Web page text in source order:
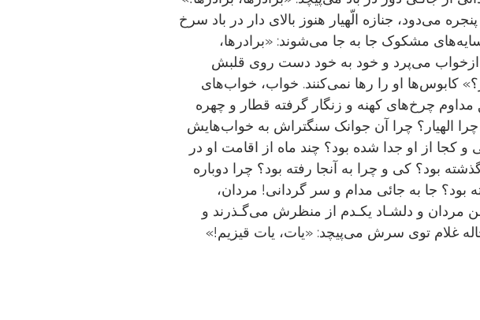
می‌دود، جنازه الّهیار هنوز بالای دار در باد سرخ
مشکوک جا به جا می‌شوند: «برادر‌ها،
ازخواب می‌پرد و خود به خود دست روی قلبش
کابوس‌ها او را‌‌ رها نمی‌کنند. خواب، خواب‌های
چرخ‌های کهنه و زنگار گرفته قطار و چهره
چرا الهیار؟ چرا آن جوانک سنگتراش به خواب‌هایش
و کجا از او جدا شده بود؟ چند ماه از اقامت او در
بود؟ کی و چرا به آنجا رفته بود؟ چرا دوباره
بود؟ جا به جائی مدام و سر گردانی! مردان،
مردان و دلشـاد یکـدم از منظرش می‌گـذرند و
غلام توی سرش می‌پیچد: «یات، یات قیزیم!»